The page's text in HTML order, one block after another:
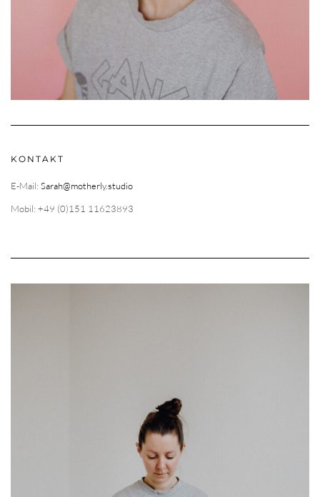
KONTAKT
E-Mail: Sarah@motherly.studio
Mobil: +49 (0)151 11623893